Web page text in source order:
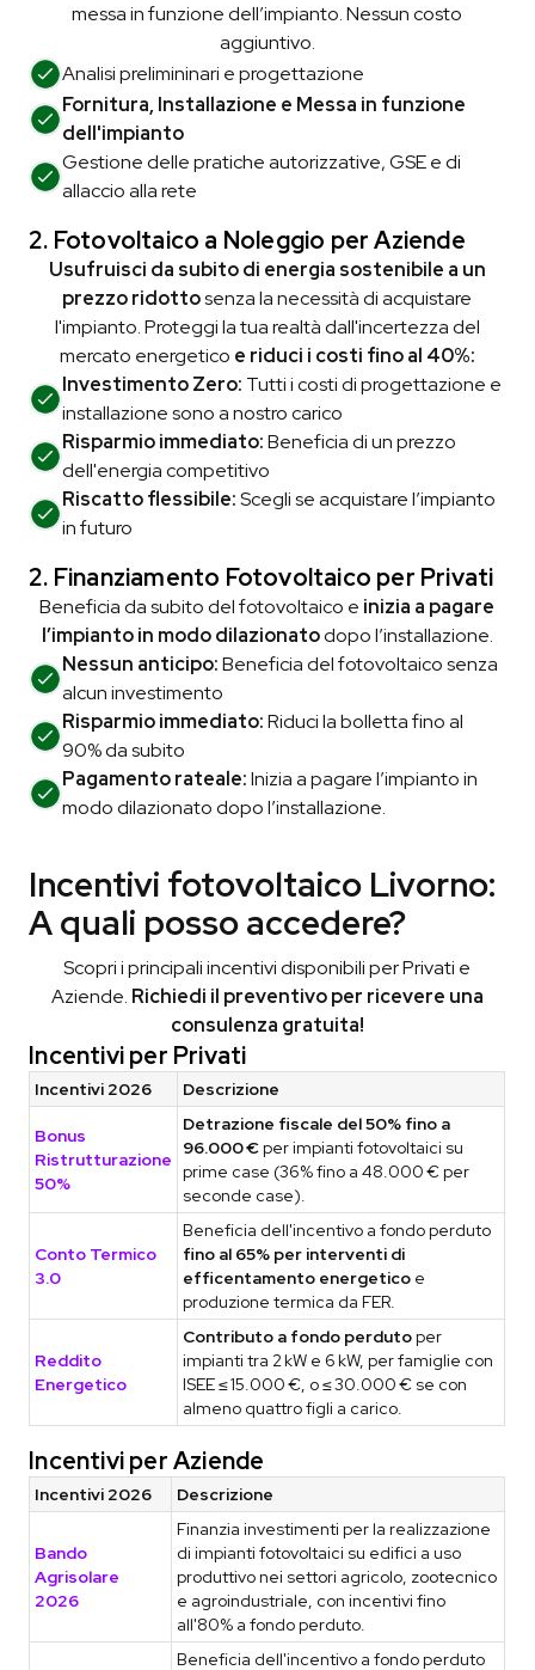
messa in funzione dell’impianto. Nessun costo
aggiuntivo.
Analisi prelimininari eprogettazione
Fornitura, Installazione e Messa in funzione
dell'impianto
Gestione delle pratiche autorizzative, GSE e di
allaccio alla rete
2. Fotovoltaico a Noleggio per Aziende
Usufruisci da subito di energia sostenibile a un
prezzo ridottosenza la necessità di acquistare
l'impianto. Proteggi la tua realtà dall'incertezza del
mercato energetico e riduci i costi fino al 40%:
Investimento Zero: Tutti i costi di progettazione e
installazione sono a nostro carico
Risparmio immediato:Beneficia di un prezzo
dell'energia competitivo
Riscatto flessibile:Scegli se acquistare l’impianto
in futuro
2. Finanziamento Fotovoltaico per Privati
Beneficia da subito del fotovoltaico e inizia a pagare
l’impianto in modo dilazionatodopo l’installazione.
Nessun anticipo:Beneficia del fotovoltaico senza
alcun investimento
Risparmio immediato:Riduci la bolletta fino al
90% da subito
Pagamento rateale:Inizia a pagare l’impianto in
modo dilazionato dopo l’installazione.
Incentivi fotovoltaico Livorno:
A quali posso accedere?
Scopri i principali incentivi disponibili per Privati e
Aziende. Richiedi il preventivo per ricevere una
consulenza gratuita!
Incentivi per Privati
Incentivi 2026 Descrizione
Bonus
Ristrutturazione
50%
Detrazione fiscale del 50% fino a
96.000 € per impianti fotovoltaici su
prime case (36% fino a 48.000 € per
seconde case).
Conto Termico
3.0
Beneficia dell'incentivo a fondo perduto
fino al 65% per interventi di
efficentamento energetico e
produzione termica da FER.
Reddito
Energetico
Contributo a fondo perduto per
impianti tra 2 kW e 6 kW, per famiglie con
ISEE ≤ 15.000 €, o ≤ 30.000 € se con
almeno quattro figli a carico.
Incentivi per Aziende
Incentivi 2026 Descrizione
Bando
Agrisolare
2026
Finanzia investimenti per la realizzazione
di impianti fotovoltaici su edifici a uso
produttivo nei settori agricolo, zootecnico
e agroindustriale, con incentivi fino
all'80% a fondo perduto.
Beneficia dell'incentivo a fondo perduto